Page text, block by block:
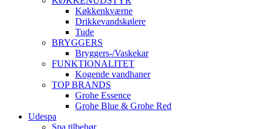
Køkkenkværne
Drikkevandskølere
Tude
BRYGGERS
Bryggers-/Vaskekar
FUNKTIONALITET
Kogende vandhaner
TOP BRANDS
Grohe Essence
Grohe Blue & Grohe Red
Udespa
Spa tilbehør